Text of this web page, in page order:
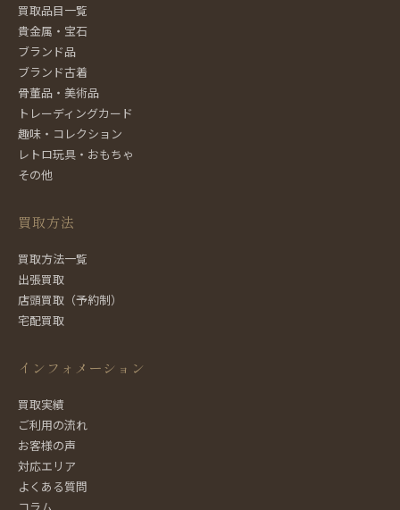
買取品目一覧
貴金属・宝石
ブランド品
ブランド古着
骨董品・美術品
トレーディングカード
趣味・コレクション
レトロ玩具・おもちゃ
その他
買取方法
買取方法一覧
出張買取
店頭買取（予約制）
宅配買取
インフォメーション
買取実績
ご利用の流れ
お客様の声
対応エリア
よくある質問